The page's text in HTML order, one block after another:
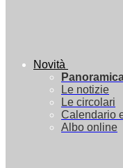
Novità
Le notizie
Le circolari
Calendario
Albo online